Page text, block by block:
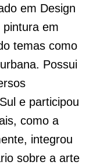
em Design
em
temas como
Possui
e participou
como a
integrou
sobre a arte